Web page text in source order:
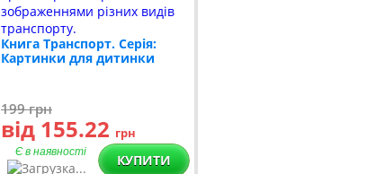
Книга Транспорт. Серія:
Картинки для дитинки
199грн
від 155.22 грн
Є в наявності КУПИТИ